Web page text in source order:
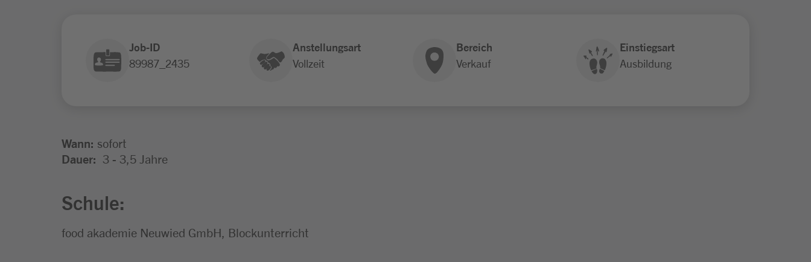
Job-ID
89987_2435
Anstellungsart
Vollzeit
Bereich
Verkauf
Einstiegsart
Ausbildung
Wann: sofort
Dauer: 3 - 3,5 Jahre
Schule:
food akademie Neuwied GmbH, Blockunterricht